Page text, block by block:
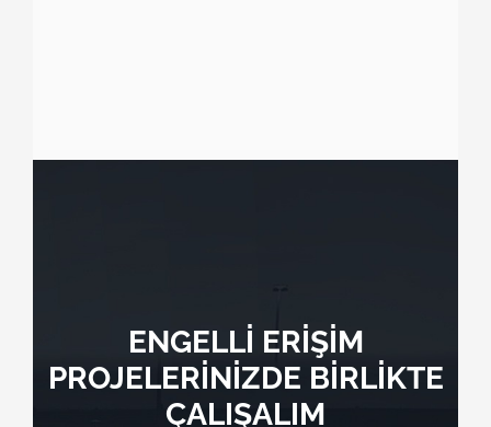
ENGELLİ ERİŞİM
PROJELERİNİZDE BİRLİKTE
ÇALIŞALIM